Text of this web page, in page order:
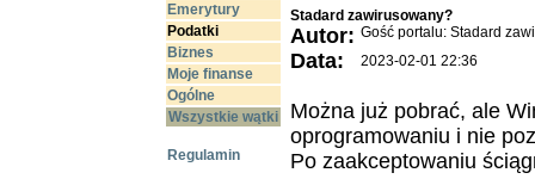
Emerytury
Podatki
Biznes
Moje finanse
Ogólne
Wszystkie wątki
Regulamin
Stadard zawirusowany?
Autor: Gość portalu: Stadard
Data: 2023-02-01 22:36
Można już pobrać, ale
oprogramowaniu i nie
Po zaakceptowaniu